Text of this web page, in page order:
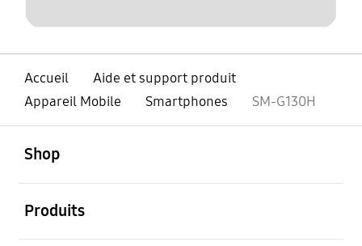
Accueil
Aide et support produit
Appareil Mobile
Smartphones SM-G130H
Shop
Produits